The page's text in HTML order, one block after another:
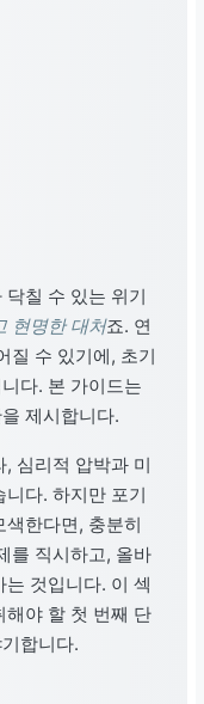
닥칠 수 있는 위기
현명한 대처죠. 연
질 수 있기에, 초기
다. 본 가이드는
제시합니다.
심리적 압박과 미
다. 하지만 포기
한다면, 충분히
를 직시하고, 올바
것입니다. 이 섹
해야 할 첫 번째 단
합니다.